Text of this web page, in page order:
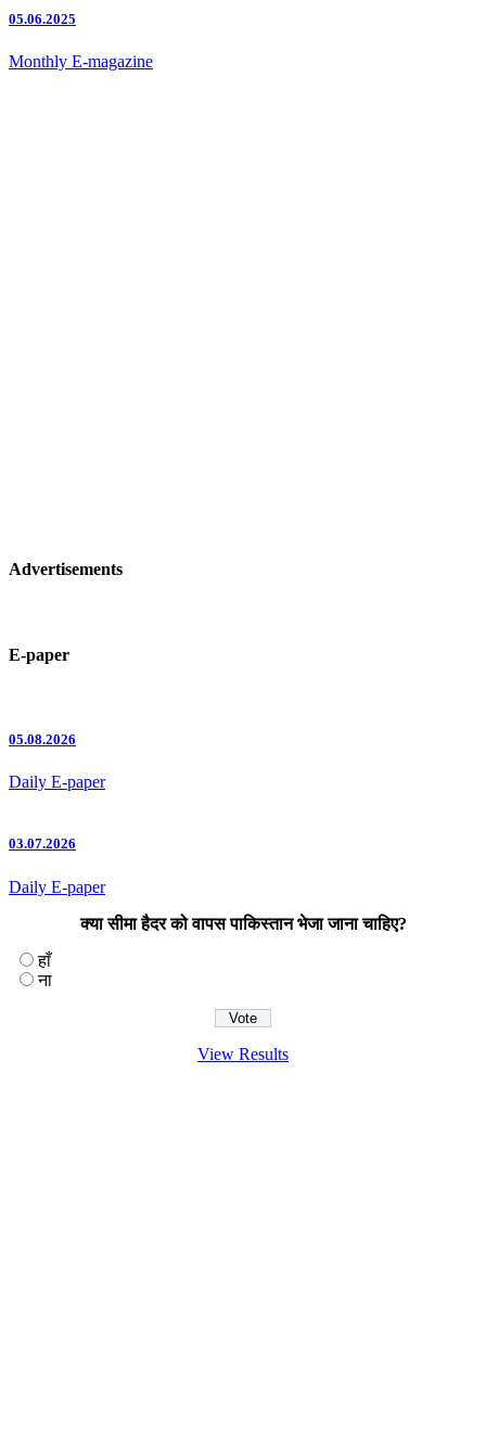
05.06.2025
Monthly E-magazine
Advertisements
E-paper
05.08.2026
Daily E-paper
03.07.2026
Daily E-paper
क्या सीमा हैदर को वापस पाकिस्तान भेजा जाना चाहिए?
हाँ
ना
View Results